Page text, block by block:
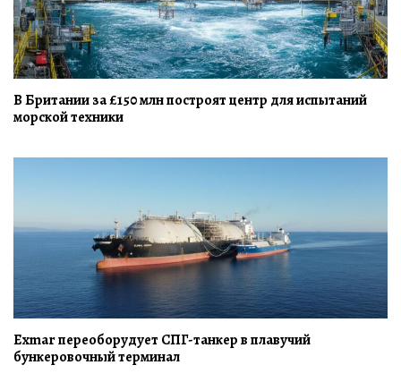
В Британии за £150 млн построят центр для испытаний
морской техники
Exmar переоборудует СПГ-танкер в плавучий
бункеровочный терминал